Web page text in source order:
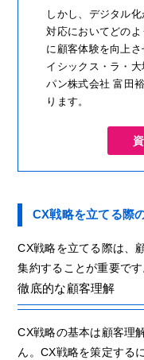
しかし、デジタル
対応においてどの
に顧客体験を向上
イシックス・ラ・
パン株式会社 富田
ります。
CX戦略を立てる際
CX戦略を立てる際は、
集約することが重要です
徹底的な顧客理解
CX戦略の基本は顧客理
ん。CX戦略を策定する